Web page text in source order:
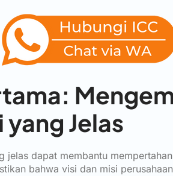
yang Jelas
jelas dapat membantu
bahwa visi dan misi